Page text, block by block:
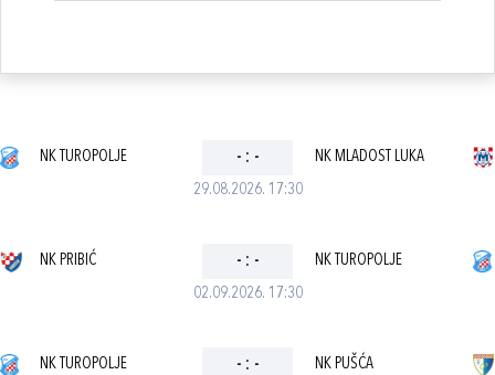
29.08.2026. 17:30
NK TUROPOLJE - : - NK MLADOST LUKA
02.09.2026. 17:30
NK PRIBIĆ - : - NK TUROPOLJE
NK TUROPOLJE - : - NK PUŠĆA